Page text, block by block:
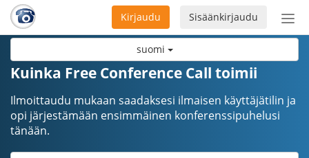
suomi
Sisäänkirjaudu
Kirjaudu
Kuinka Free Conference Call toimii
Ilmoittaudu mukaan saadaksesi ilmaisen käyttäjätilin ja
opi järjestämään ensimmäinen konferenssipuhelusi
tänään.